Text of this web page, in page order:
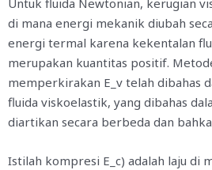
Untuk fluida Newtonian, kerugian
di mana energi mekanik diubah
energi termal karena kekentalan
merupakan kuantitas positif.
memperkirakan E_v telah dibahas
fluida viskoelastik, yang dibahas
diartikan secara berbeda dan
Istilah kompresi E_c) adalah laju di